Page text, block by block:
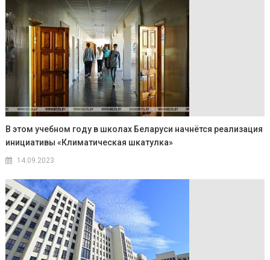
В этом учебном году в школах Беларуси начнётся реализация
инициативы «Климатическая шкатулка»
14.09.2023